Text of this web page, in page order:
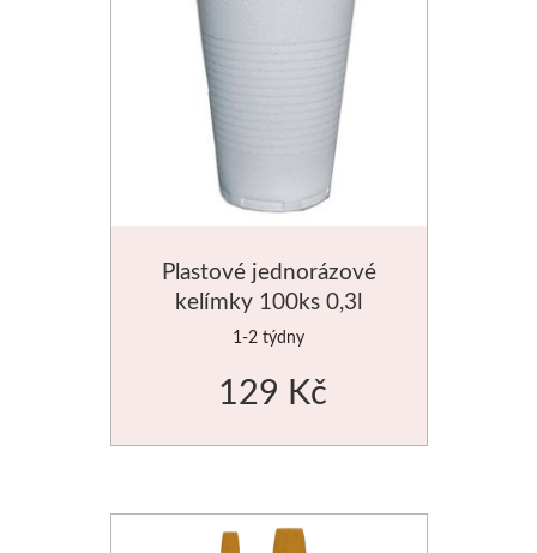
Plastové jednorázové
kelímky 100ks 0,3l
1-2 týdny
129 Kč